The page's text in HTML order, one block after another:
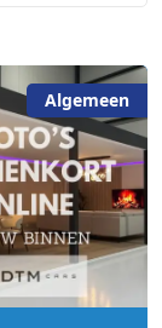
Algemeen